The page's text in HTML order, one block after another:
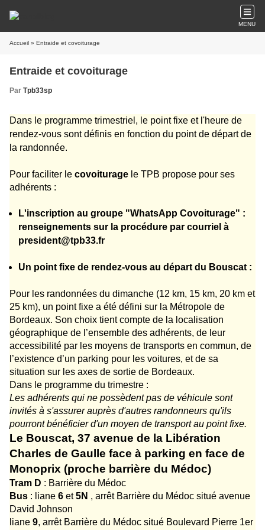
MENU
Accueil » Entraide et covoiturage
Entraide et covoiturage
Par Tpb33sp
Dans le programme trimestriel, le point fixe et l'heure de
rendez-vous sont définis en fonction du point de départ de
la randonnée.
Pour faciliter le covoiturage le TPB propose pour ses
adhérents :
L'inscription au groupe "WhatsApp Covoiturage" :
renseignements sur la procédure par courriel à
president@tpb33.fr
Un point fixe de rendez-vous au départ du Bouscat :
Pour les randonnées du dimanche (12 km, 15 km, 20 km et
25 km), un point fixe a été défini sur la Métropole de
Bordeaux. Son choix tient compte de la localisation
géographique de l’ensemble des adhérents, de leur
accessibilité par les moyens de transports en commun, de
l’existence d’un parking pour les voitures, et de sa
situation sur les axes de sortie de Bordeaux.
Dans le programme du trimestre :
Les adhérents qui ne possèdent pas de véhicule sont
invités à s'assurer auprès d'autres randonneurs qu'ils
pourront bénéficier d'un moyen de transport au point fixe.
Le Bouscat, 37 avenue de la Libération
Charles de Gaulle face à parking en face de
Monoprix (proche barrière du Médoc)
Tram D : Barrière du Médoc
Bus : liane 6 et5N , arrêt Barrière du Médoc situé avenue
David Johnson
liane 9, arrêt Barrière du Médoc situé Boulevard Pierre 1er